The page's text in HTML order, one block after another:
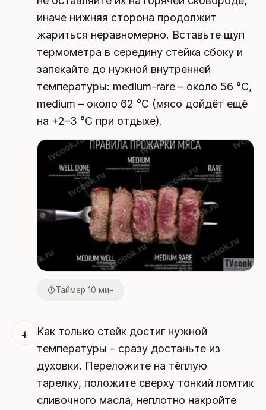
иначе нижняя сторона продолжит
жариться неравномерно. Вставьте щуп
термометра в середину стейка сбоку и
запекайте до нужной внутренней
температуры: medium-rare – около 56 °C,
medium – около 62 °C (мясо дойдёт ещё
на +2–3 °C при отдыхе).
Таймер 10 мин
4
Как только стейк достиг нужной
температуры – сразу достаньте из
духовки. Переложите на тёплую
тарелку, положите сверху тонкий ломтик
сливочного масла, неплотно накройте